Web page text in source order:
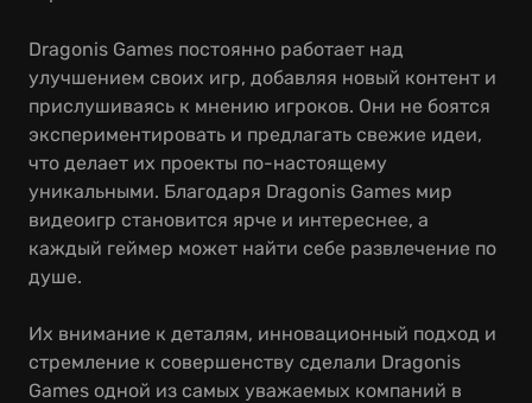
Dragonis Games постоянно работает над
улучшением своих игр, добавляя новый контент и
прислушиваясь к мнению игроков. Они не боятся
экспериментировать и предлагать свежие идеи,
что делает их проекты по-настоящему
уникальными. Благодаря Dragonis Games мир
видеоигр становится ярче и интереснее, а
каждый геймер может найти себе развлечение по
душе.
Их внимание к деталям, инновационный подход и
стремление к совершенству сделали Dragonis
Games одной из самых уважаемых компаний в